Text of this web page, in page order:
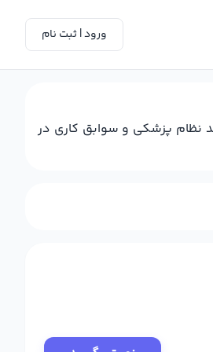
ورود | ثبت نام
نظام پزشکی و سوابق کاری در